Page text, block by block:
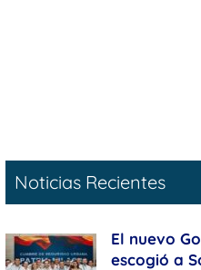
Noticias Recientes
El nuevo
escogió a